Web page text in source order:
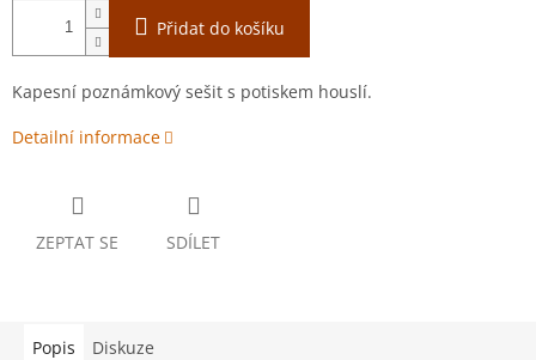
Přidat do košíku
Kapesní poznámkový sešit s potiskem houslí.
Detailní informace
ZEPTAT SE SDÍLET
Popis Diskuze